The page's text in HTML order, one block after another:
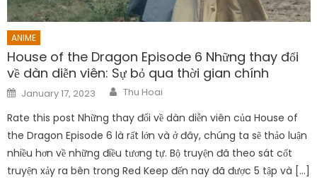
ANIME
House of the Dragon Episode 6 Những thay đổi
về dàn diễn viên: Sự bỏ qua thời gian chính
Posted
on
January 17, 2023 Author
Thu Hoai
Rate this post Những thay đổi về dàn diễn viên của House of
the Dragon Episode 6 là rất lớn và ở đây, chúng ta sẽ thảo luận
nhiều hơn về những điều tương tự. Bộ truyện đã theo sát cốt
truyện xảy ra bên trong Red Keep đến nay đã được 5 tập và […]